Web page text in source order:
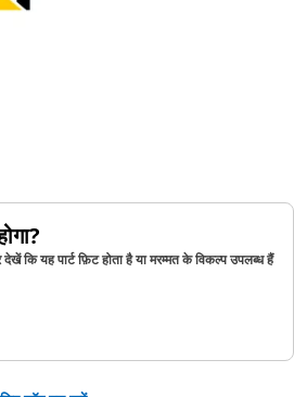
कि यह पार्ट फ़िट होता है या मरम्मत के विकल्प उपलब्ध हैं